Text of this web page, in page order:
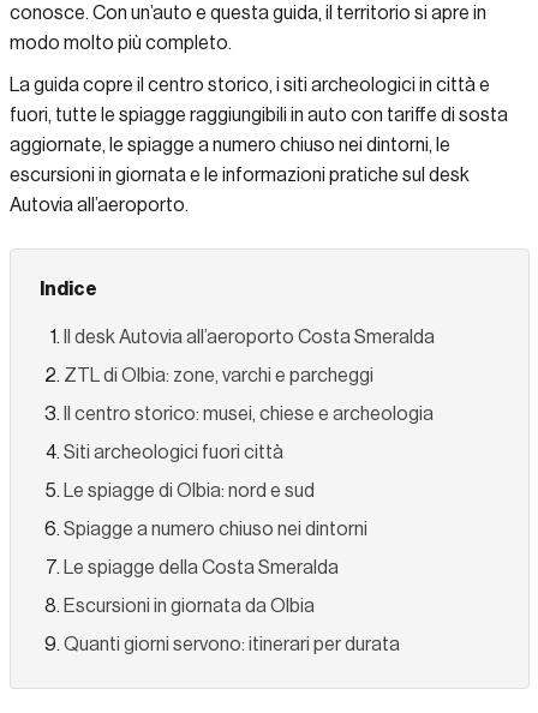
conosce. Con un’auto e questa guida, il territorio si apre in
modo molto più completo.
La guida copre il centro storico, i siti archeologici in città e
fuori, tutte le spiagge raggiungibili in auto con tariffe di sosta
aggiornate, le spiagge a numero chiuso nei dintorni, le
escursioni in giornata e le informazioni pratiche sul desk
Autovia all’aeroporto.
Indice
Il desk Autovia all’aeroporto Costa Smeralda
ZTL di Olbia: zone, varchi e parcheggi
Il centro storico: musei, chiese e archeologia
Siti archeologici fuori città
Le spiagge di Olbia: nord e sud
Spiagge a numero chiuso nei dintorni
Le spiagge della Costa Smeralda
Escursioni in giornata da Olbia
Quanti giorni servono: itinerari per durata